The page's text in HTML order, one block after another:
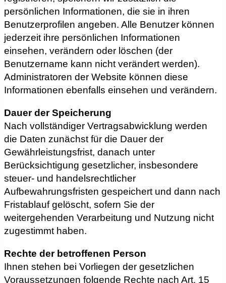
persönlichen Informationen, die sie in ihren
Benutzerprofilen angeben. Alle Benutzer können
jederzeit ihre persönlichen Informationen
einsehen, verändern oder löschen (der
Benutzername kann nicht verändert werden).
Administratoren der Website können diese
Informationen ebenfalls einsehen und verändern.
Dauer der Speicherung
Nach vollständiger Vertragsabwicklung werden
die Daten zunächst für die Dauer der
Gewährleistungsfrist, danach unter
Berücksichtigung gesetzlicher, insbesondere
steuer- und handelsrechtlicher
Aufbewahrungsfristen gespeichert und dann nach
Fristablauf gelöscht, sofern Sie der
weitergehenden Verarbeitung und Nutzung nicht
zugestimmt haben.
Rechte der betroffenen Person
Ihnen stehen bei Vorliegen der gesetzlichen
Voraussetzungen folgende Rechte nach Art. 15